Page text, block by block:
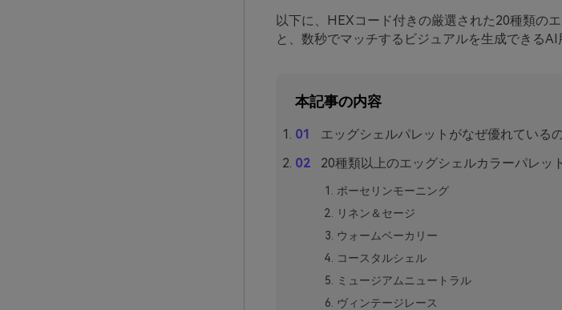
以下に、HEXコード付きの厳選された20種類の
と、数秒でマッチするビジュアルを生成できるAI
本記事の内容
エッグシェルパレットがなぜ優れている
20種類以上のエッグシェルカラーパレッ
ポーセリンモーニング
リネン＆セージ
ウォームベーカリー
コースタルシェル
ミュージアムニュートラル
ヴィンテージレース